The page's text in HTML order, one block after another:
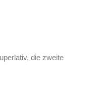
die zweite